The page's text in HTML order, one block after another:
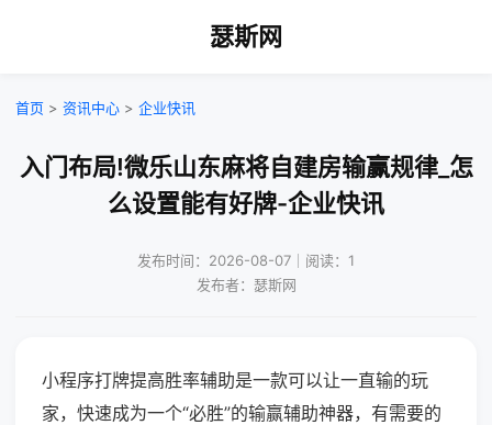
瑟斯网
首页 > 资讯中心 > 企业快讯
入门布局!微乐山东麻将自建房输赢规律_怎
么设置能有好牌-企业快讯
发布时间：2026-08-07｜阅读：1
发布者：瑟斯网
小程序打牌提高胜率辅助是一款可以让一直输的玩
家，快速成为一个“必胜”的输赢辅助神器，有需要的